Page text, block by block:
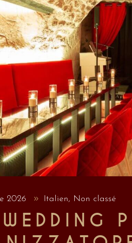
2026 Italien, Non classé